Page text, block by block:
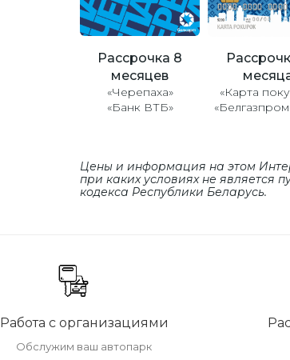
Рассрочка 8
месяцев
«Черепаха»
«Банк ВТБ»
«Карта
Цены и информация на этом
при каких условиях не является
кодекса Республики Беларусь.
Работа с организациями
Обслужим ваш автопарк